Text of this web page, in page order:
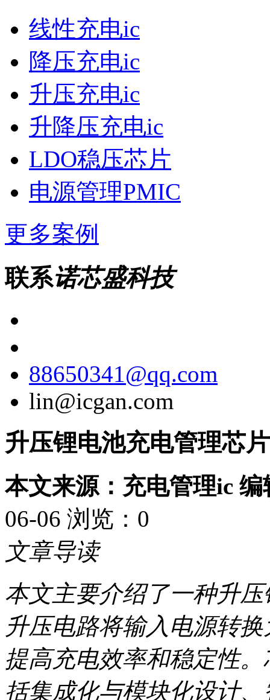
线性充电ic
降压充电ic
升压充电ic
升降压充电ic
LDO稳压芯片
电源管理PMIC
更多案例
联系诺芯盛科技
88650341@qq.com
lin@icgan.com
升压锂电池充电管理芯片
本文来源：充电管理ic
06-06 浏览： 0
文章导读
本文主要介绍了一种升
升压电路将输入电源转
提高充电效率和稳定性
括集成化与模块化设计